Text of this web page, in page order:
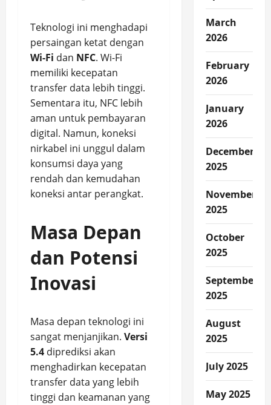
Teknologi ini menghadapi
persaingan ketat dengan
Wi-Fi dan NFC. Wi-Fi
memiliki kecepatan
transfer data lebih tinggi.
Sementara itu, NFC lebih
aman untuk pembayaran
digital. Namun, koneksi
nirkabel ini unggul dalam
konsumsi daya yang
rendah dan kemudahan
koneksi antar perangkat.
Masa Depan
dan Potensi
Inovasi
Masa depan teknologi ini
sangat menjanjikan. Versi
5.4 diprediksi akan
menghadirkan kecepatan
transfer data yang lebih
tinggi dan keamanan yang
March
2026
February
2026
January
2026
December
2025
November
2025
October
2025
September
2025
August
2025
July 2025
May 2025